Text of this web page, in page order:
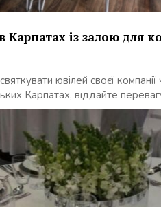
Карпатах із залою для
ювілей своєї
Карпатах, віддайте